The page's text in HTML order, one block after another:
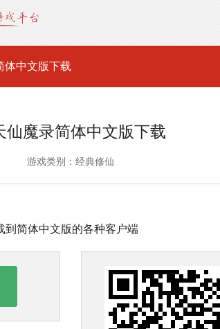
体中文版下载
仙魔录简体中文版下载
游戏类别：经典修仙
到简体中文版的各种客户端